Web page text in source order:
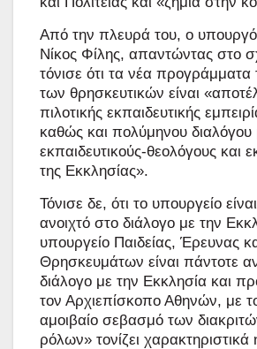
Από την πλευρά του, ο
Νίκος Φίλης, απαντώντας στο
τόνισε ότι τα νέα προγράμματα
των θρησκευτικών είναι
πιλοτικής εκπαιδευτικής
καθώς και πολύμηνου διαλόγου
εκπαιδευτικούς-θεολόγους
της Εκκλησίας».
Τόνισε δε, ότι το υπουργείο
ανοιχτό στο διάλογο με την
υπουργείο Παιδείας, Έρευνας
Θρησκευμάτων είναι πάντοτε
διάλογο με την Εκκλησία και
τον Αρχιεπίσκοπο Αθηνών, με
αμοιβαίο σεβασμό των
ρόλων» τονίζει